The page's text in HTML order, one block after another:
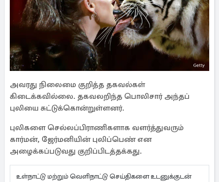
அவரது நிலைமை குறித்த தகவல்கள்
கிடைக்கவில்லை. தகவலறிந்த பொலிசார் அந்தப்
புலியை சுட்டுக்கொன்றுள்ளனர்.
புலிகளை செல்லப்பிராணிகளாக வளர்த்துவரும்
கார்மன், ஜேர்மனியின் புலிப்பெண் என
அழைக்கப்படுவது குறிப்பிடத்தக்கது.
உள்நாட்டு மற்றும் வெளிநாட்டு செய்திகளை உடனுக்குடன்